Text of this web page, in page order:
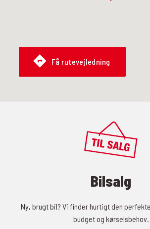
Få rutevejledning
Bilsalg
Ny, brugt bil? Vi finder hurtigt den
budget og kørselsbehov.